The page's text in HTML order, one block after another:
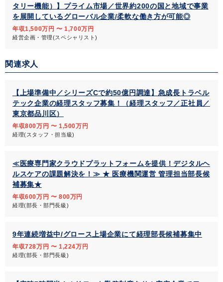
タリー機能）】プライム市場／世界約200の国と地域で事業
を展開しているグローバル企業/柔軟な働き方が可能◎
年収1,500万円 〜 1,700万円
経営企画・管理(スペシャリスト)
関連求人
【上場準備中／シリーズCで約50億円調達】急成長トラベル
テック企業の経理スタッフ募集！（経理スタッフ／正社員／
東京都品川区）
年収800万円 〜 1,500万円
経理(スタッフ・担当級)
≪医療専門家クラウドプラットフォームを提供！デジタルヘ
ルスケアの課題解決を！≫ ★ 医療機関運営 管理担当部長候
補募集★
年収600万円 〜 800万円
経理(部長・部門長級)
9年連続増益中/グロース上場企業にて経理部長候補募集中
年収728万円 〜 1,224万円
経理(部長・部門長級)